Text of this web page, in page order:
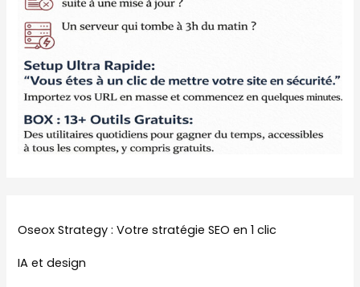
Oseox Strategy : Votre stratégie SEO en 1 clic
IA et design